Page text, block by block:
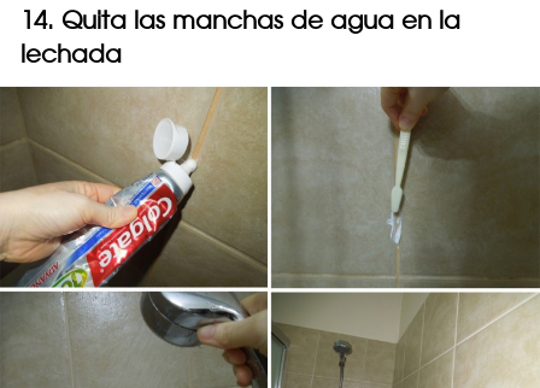
14. Quita las manchas de agua en la
lechada